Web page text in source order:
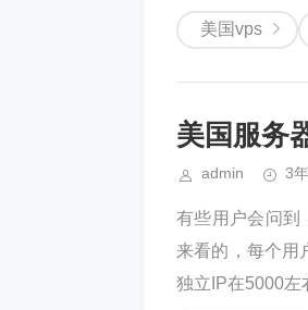
美国vps
美国服务
admin 3
有些用户会问到
来看的，每个用
独立IP在5000左